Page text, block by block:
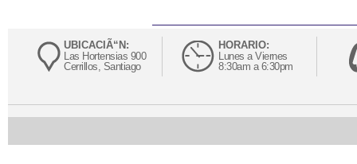
UBICACIÃ“N:
Las Hortensias 900
Cerrillos, Santiago
HORARIO:
Lunes a Viernes
8:30am a 6:30pm